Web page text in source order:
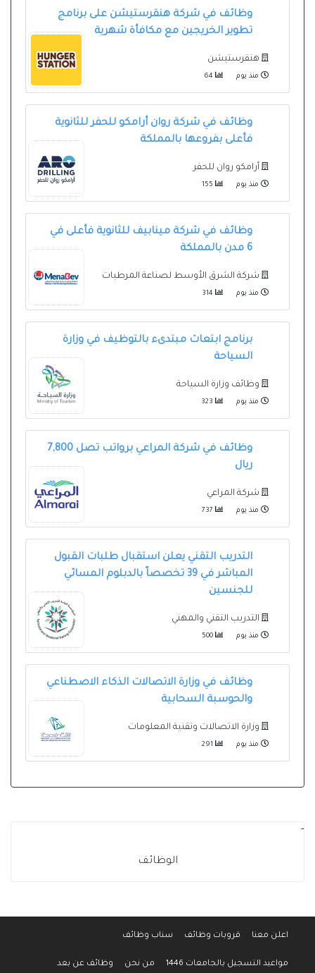
وظائف في شركة هنقرستيشن على برنامج
تطوير الخريجين مع مكافأة شهرية
هنقرستيشن
منذ يوم
وظائف في شركة روان أرامكو للحفر للثانوية
فأعلى بفروعها بالمملكة
أرامكو روان للحفر
منذ يوم
وظائف في شركة مينابيف للثانوية فأعلى في
6 مدن بالمملكة
شركة الشرق الأوسط لصناعة المرطبات
منذ يوم
برنامج ابتعاث مبتدىء بالتوظيف في وزارة
السياحة
وظائف وزارة السياحة
منذ يوم
وظائف في شركة المراعي برواتب تصل 7,800
ريال
شركة المراعي
منذ يوم
التدريب التقني يعلن استقبال طلبات القبول
المباشر في 39 تخصصاً بالدبلوم المسائي
للجنسين
التدريب التقني والمهني
منذ يوم
وظائف في وزارة الاتصالات الذكاء الاصطناعي
والحوسبة السحابية
وزارة الاتصالات وتقنية المعلومات
منذ يوم
-
الوظائف
اعلن معنا قروبات وظائف سناب وظائف
مواعيد التسجيل بالجامعات 1446 من نحن وظائف عن بعد